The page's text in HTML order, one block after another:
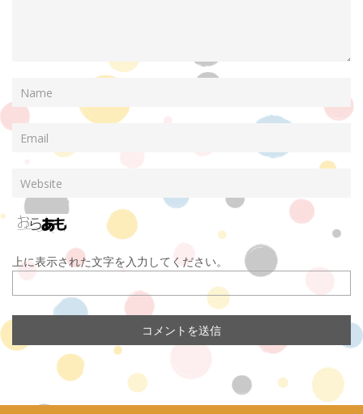
上に表示された文字を入力してください。